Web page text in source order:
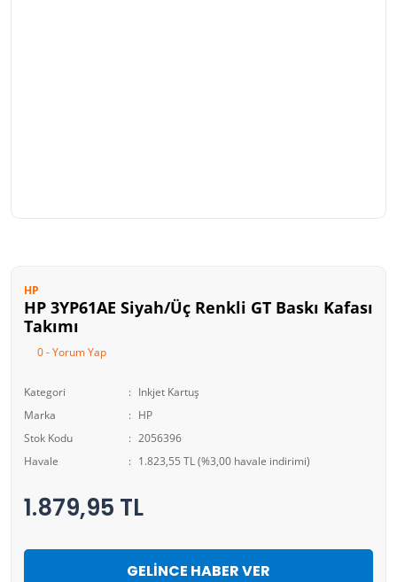
HP
HP 3YP61AE Siyah/Üç Renkli GT Baskı Kafası
Takımı
0 - Yorum Yap
Kategori
Inkjet Kartuş
Marka
HP
Stok Kodu
2056396
Havale
1.823,55 TL (%3,00 havale indirimi)
1.879,95 TL
GELİNCE HABER VER